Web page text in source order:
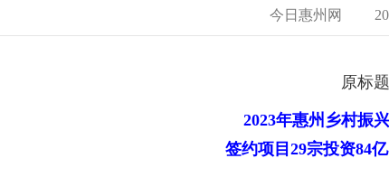
今日惠州网
原标题
2023年惠州乡村振
签约项目29宗投资84